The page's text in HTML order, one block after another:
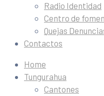
Radio Identidad
Centro de
Quejas
Contactos
Home
Tungurahua
Cantones